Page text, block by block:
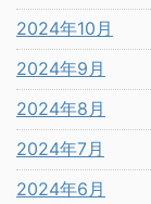
2024年10月
2024年9月
2024年8月
2024年7月
2024年6月